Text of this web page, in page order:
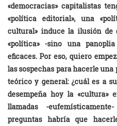
«democracias» capitalistas
«política editorial», una
cultural» induce la ilusión
«política» -sino una
eficaces. Por eso, quiero
las sospechas para hacerle
teórico y general: ¿cuál es a
desempeña hoy la «cultura»
llamadas -
preguntas habría que